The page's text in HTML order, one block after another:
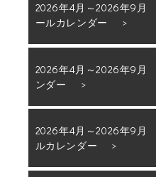
2026年4月～2026年9
ールカレンダー
2026年4月～2026年9
ンダー
2026年4月～2026年9
ルカレンダー